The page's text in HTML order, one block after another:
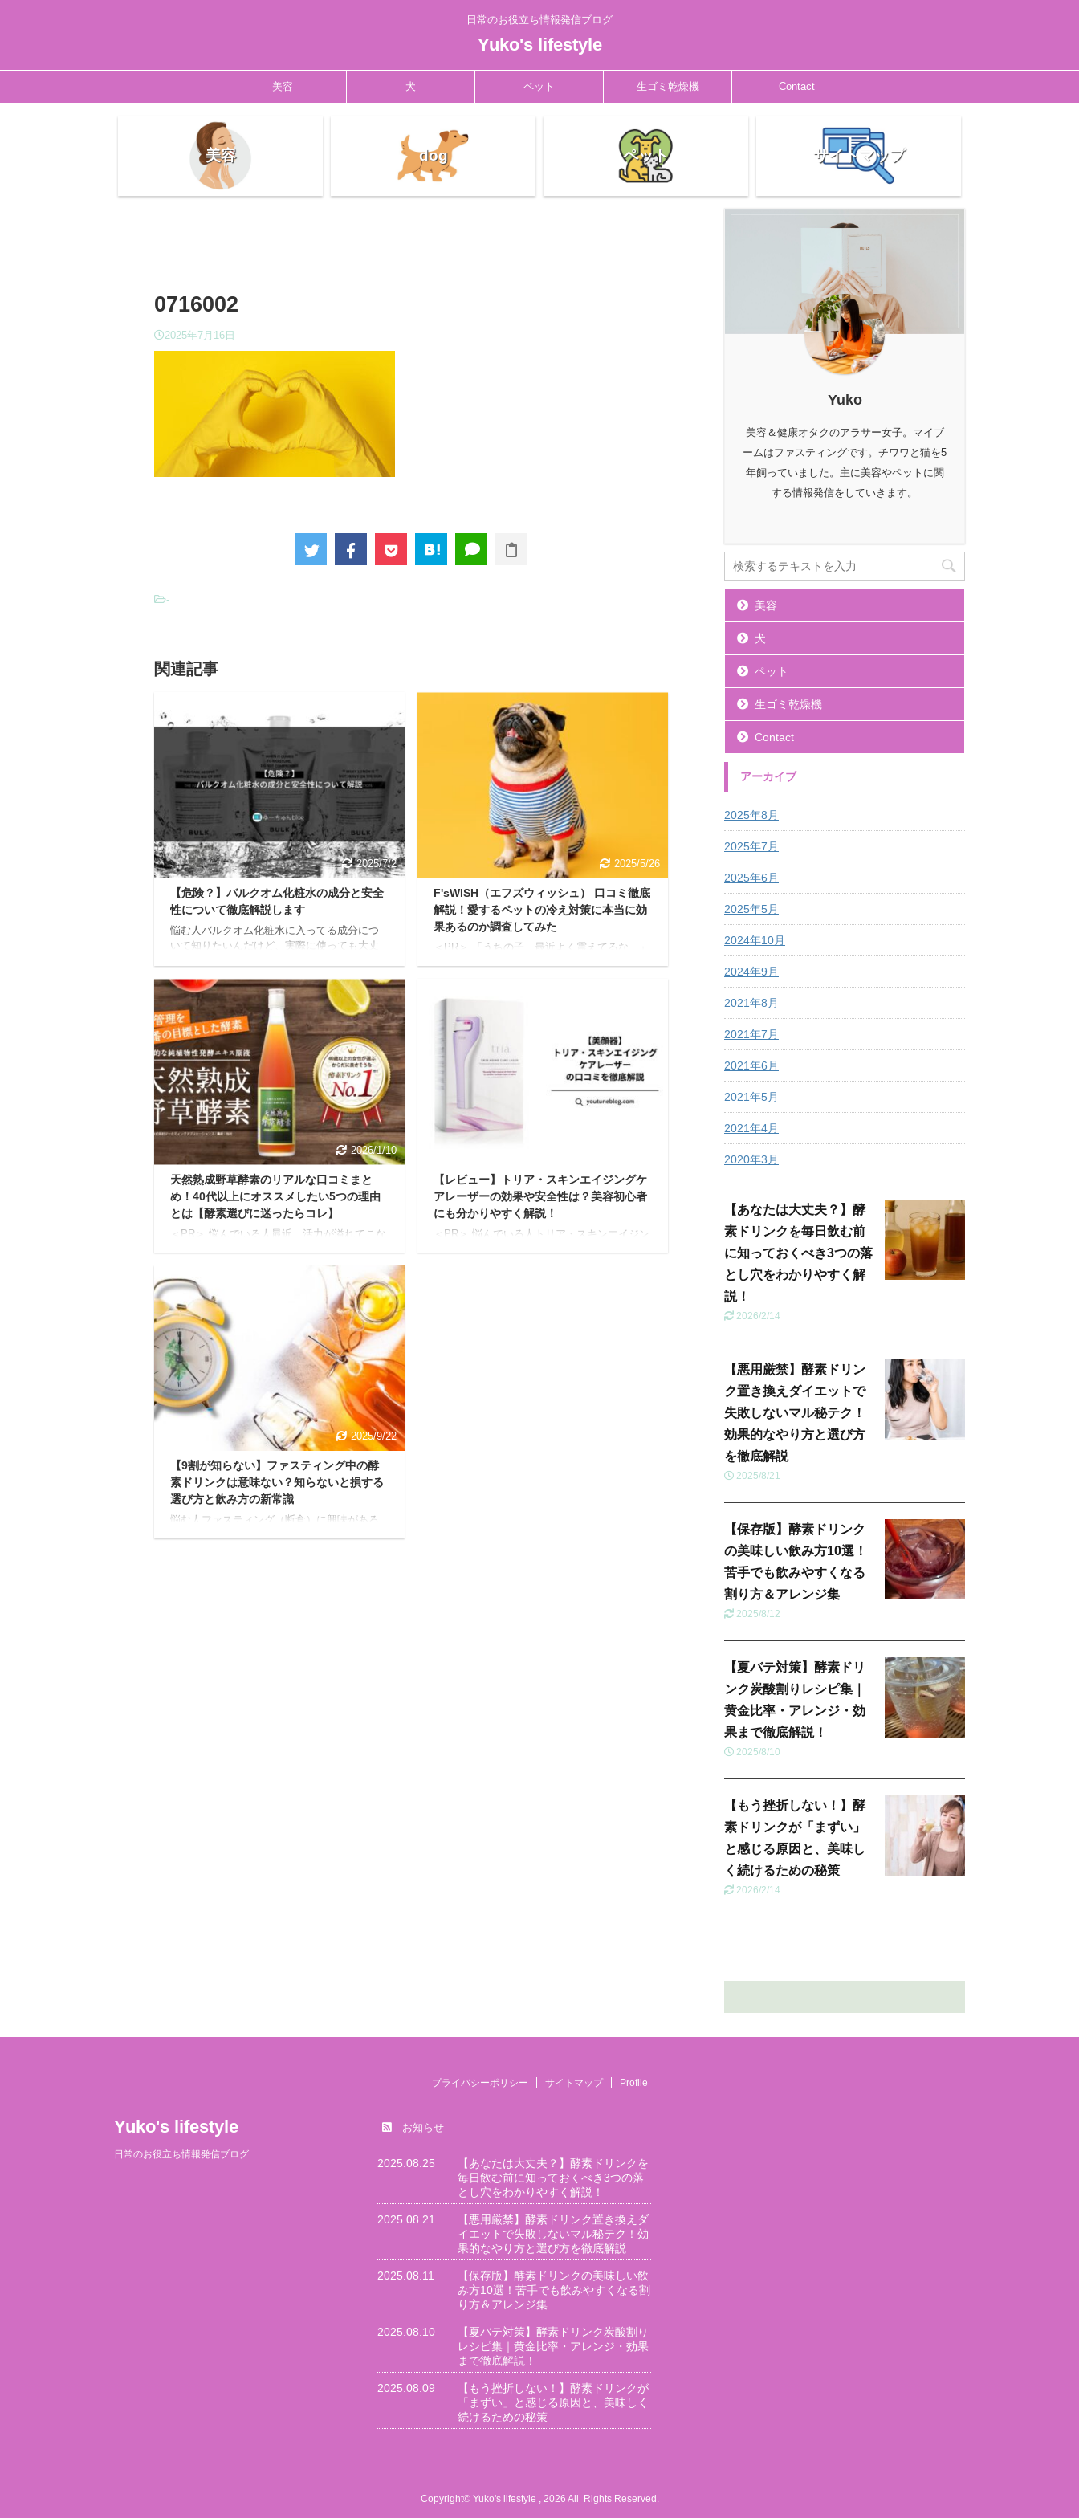
日常のお役立ち情報発信ブログ
Yuko's lifestyle
美容 犬 ペット 生ゴミ乾燥機 Contact
美容 dog ペット サイトマップ
0716002
2025年7月16日
-
関連記事
2025/7/2
【危険？】バルクオム化粧水の成分と安全
性について徹底解説します
悩む人バルクオム化粧水に入ってる成分につ
いて知りたいんだけど、実際に使っても大丈
いか正直不安。。。 今日はこんな疑問に答え
ていきます。 本記事の内容 バルクオムの成分
について解説 バルクオム化粧水の安全性につ
いて解説 各肌質におけるバルクオム化粧水の
適正について解説 本記事の信頼性 筆者のバル
クオム使用歴10ヶ月突破 現在もバルクオム化
粧水を毎朝使用中 この記事を書いている私は
バルクオムを使い始めて10ヶ月。 現在化粧水
に関し ...
2025/5/26
F'sWISH（エフズウィッシュ） 口コミ徹底
解説！愛するペットの冷え対策に本当に効
果あるのか調査してみた
＜PR＞ 「うちの子、最近よく震えてるな…」
可能性があります。 そこで今回ご紹介したい
のが、ペットの温活ケアブランド
「F'sWISH（エフズウィッシュ）」です。 本
記事では、F'sWISH（エフズウィッシュ）が本
当に愛するペットの冷え対策に効果が期待で
きるのか、深掘りしていきます。 商品の特
徴、メリット・デメリット、そして実際の口
コミ ...
2026/1/10
天然熟成野草酵素のリアルな口コミまと
め！40代以上にオススメしたい5つの理由
とは【酵素選びに迷ったらコレ】
＜PR＞ 悩んでいる人最近、活力が溢れてこな
増えたし… もし、あなたがそう感じているな
ら、年齢と共に変化する体の内側のバランス
が原因かもしれません。 現代の食生活は、加
工食品が増え、欧米化が進んだことで、本来
体に大切な酵素や栄養が不足しがちと言われ
ています。 酵素は、私たちがイキイキと活動
するために欠かせない存在。 残念ながら、年
齢を重ねるごとに体内で作られる酵素の量は
減ってしまうため、意識して補うのが健やか
な毎日を送る鍵となります。 そんな中で注目
されている ...
【レビュー】トリア・スキンエイジングケ
アレーザーの効果や安全性は？美容初心者
にも分かりやすく解説！
＜PR＞ 悩んでいる人トリア・スキンエイジン
2025/9/22
【9割が知らない】ファスティング中の酵
素ドリンクは意味ない？知らないと損する
選び方と飲み方の新常識
悩む人ファスティング（断食）に興味がある
Yuko
美容＆健康オタクのアラサー女子。マイブ
ームはファスティングです。チワワと猫を5
年飼っていました。主に美容やペットに関
する情報発信をしていきます。
美容
犬
ペット
生ゴミ乾燥機
Contact
アーカイブ
2025年8月
2025年7月
2025年6月
2025年5月
2024年10月
2024年9月
2021年8月
2021年7月
2021年6月
2021年5月
2021年4月
2020年3月
【あなたは大丈夫？】酵
素ドリンクを毎日飲む前
に知っておくべき3つの落
とし穴をわかりやすく解
説！
2026/2/14
【悪用厳禁】酵素ドリン
ク置き換えダイエットで
失敗しないマル秘テク！
効果的なやり方と選び方
を徹底解説
2025/8/21
【保存版】酵素ドリンク
の美味しい飲み方10選！
苦手でも飲みやすくなる
割り方＆アレンジ集
2025/8/12
【夏バテ対策】酵素ドリ
ンク炭酸割りレシピ集｜
黄金比率・アレンジ・効
果まで徹底解説！
2025/8/10
【もう挫折しない！】酵
素ドリンクが「まずい」
と感じる原因と、美味し
く続けるための秘策
2026/2/14
プライバシーポリシー サイトマップ Profile
お知らせ
2025.08.25
【あなたは大丈夫？】酵素ドリンクを
毎日飲む前に知っておくべき3つの落
とし穴をわかりやすく解説！
2025.08.21
【悪用厳禁】酵素ドリンク置き換えダ
イエットで失敗しないマル秘テク！効
果的なやり方と選び方を徹底解説
2025.08.11
【保存版】酵素ドリンクの美味しい飲
み方10選！苦手でも飲みやすくなる割
り方＆アレンジ集
2025.08.10
【夏バテ対策】酵素ドリンク炭酸割り
レシピ集｜黄金比率・アレンジ・効果
まで徹底解説！
2025.08.09
【もう挫折しない！】酵素ドリンクが
「まずい」と感じる原因と、美味しく
続けるための秘策
Yuko's lifestyle
日常のお役立ち情報発信ブログ
Copyright© Yuko's lifestyle , 2026 All Rights Reserved.